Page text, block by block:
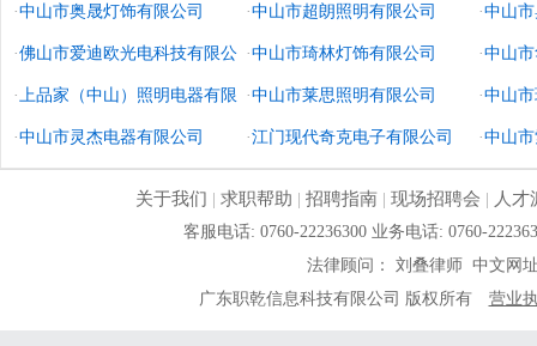
司
·中山市奥晟灯饰有限公司 ·中山市超朗照明有限公司 ·中山
·佛山市爱迪欧光电科技有限公
司
·中山市琦林灯饰有限公司 ·中山
·上品家（中山）照明电器有限
公司
·中山市莱思照明有限公司 ·中山
·中山市灵杰电器有限公司 ·江门现代奇克电子有限公司 ·中山
关于我们 | 求职帮助 | 招聘指南| 现场招聘会 | 人才
客服电话: 0760-22236300 业务电话: 0760-
法律顾问： 刘叠律师 中文网
广东职乾信息科技有限公司 版权所有
营业